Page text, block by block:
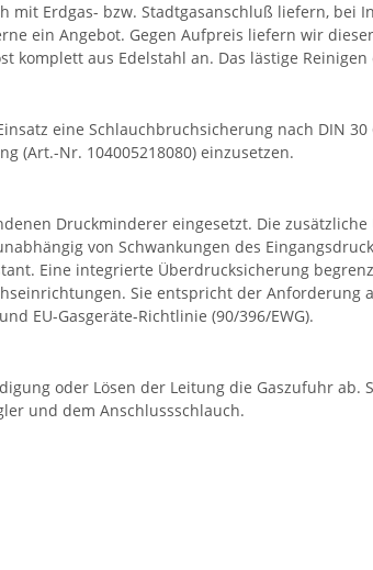
mit Erdgas- bzw. Stadtgasanschluß liefern,
ein Angebot. Gegen Aufpreis liefern wir
komplett aus Edelstahl an. Das lästige
eine Schlauchbruchsicherung nach DIN
(Art.-Nr. 104005218080) einzusetzen.
Druckminderer eingesetzt. Die
von Schwankungen des
Eine integrierte Überdrucksicherung
Sie entspricht der Anforderung
EU-Gasgeräte-Richtlinie (90/396/EWG).
oder Lösen der Leitung die Gaszufuhr
und dem Anschlussschlauch.